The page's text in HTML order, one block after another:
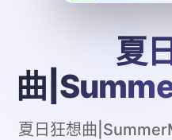
夏
曲
夏日狂想曲